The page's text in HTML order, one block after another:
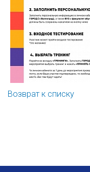
Возврат к списку